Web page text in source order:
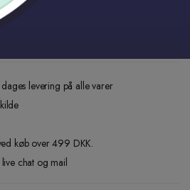
dages levering på alle varer
køb over 499 DKK.
live chat og mail